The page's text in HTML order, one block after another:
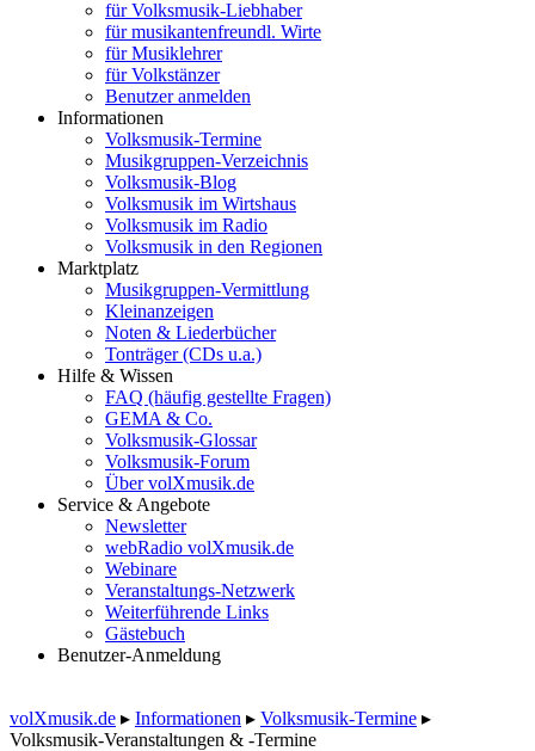
für Volksmusik-Liebhaber
für musikantenfreundl. Wirte
für Musiklehrer
für Volkstänzer
Benutzer anmelden
Informationen
Volksmusik-Termine
Musikgruppen-Verzeichnis
Volksmusik-Blog
Volksmusik im Wirtshaus
Volksmusik im Radio
Volksmusik in den Regionen
Marktplatz
Musikgruppen-Vermittlung
Kleinanzeigen
Noten & Liederbücher
Tonträger (CDs u.a.)
Hilfe & Wissen
FAQ (häufig gestellte Fragen)
GEMA & Co.
Volksmusik-Glossar
Volksmusik-Forum
Über volXmusik.de
Service & Angebote
Newsletter
webRadio volXmusik.de
Webinare
Veranstaltungs-Netzwerk
Weiterführende Links
Gästebuch
Benutzer-Anmeldung
volXmusik.de ▸ Informationen ▸ Volksmusik-Termine ▸
Volksmusik-Veranstaltungen & -Termine